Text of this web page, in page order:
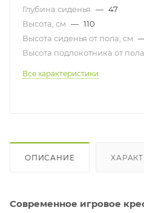
Глубина сиденья — 47
Высота, см — 110
Высота сиденья от пола, см
Высота подлокотника от пола
Все характеристики
ОПИСАНИЕ
Современное игровое